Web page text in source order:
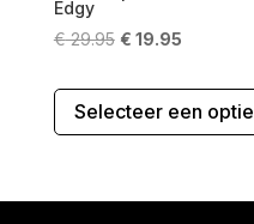
Edgy
€29.95 Oorspronkelijke
was:
€ 29.95.
€ 19.95Huidige
is:
€ 19.95.
Selecteer een optie